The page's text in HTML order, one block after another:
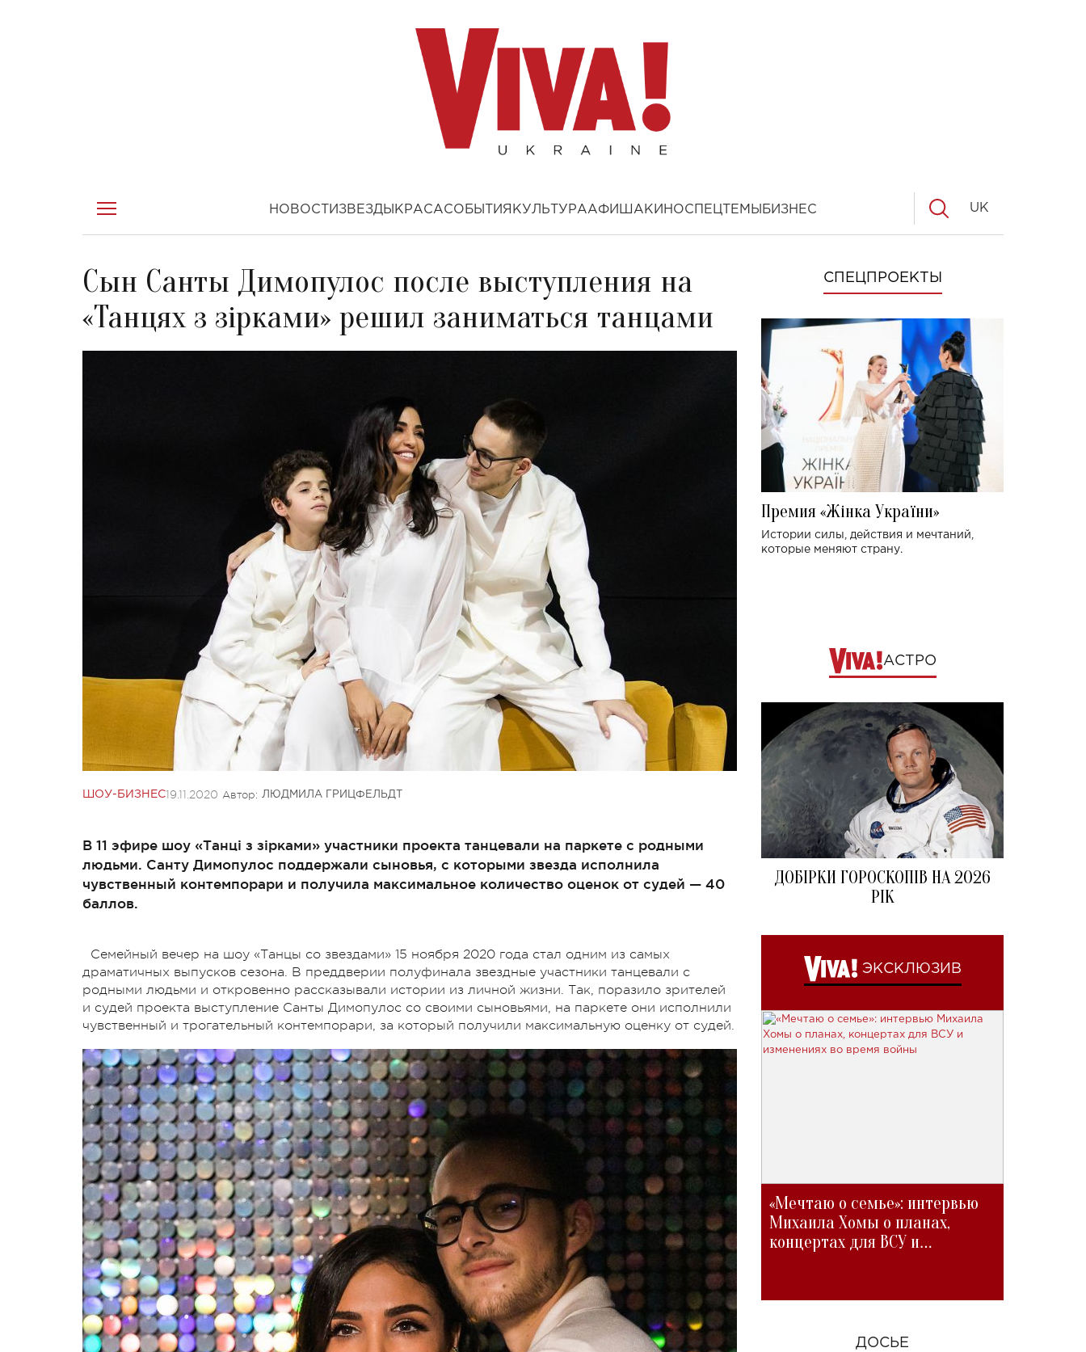
НОВОСТИ ЗВЕЗДЫ КРАСАСОБЫТИЯ КУЛЬТУРААФИША КИНОСПЕЦТЕМЫ БИЗНЕС UK
Сын Санты Димопулос после выступления на
«Танцях з зірками» решил заниматься танцами
ШОУ-БИЗНЕС19.11.2020 Автор: ЛЮДМИЛА ГРИЦФЕЛЬДТ
В 11 эфире шоу «Танці з зірками» участники проекта танцевали на паркете с родными
людьми. Санту Димопулос поддержали сыновья, с которыми звезда исполнила
чувственный контемпорари и получила максимальное количество оценок от судей — 40
баллов.
Семейный вечер на шоу «Танцы со звездами» 15 ноября 2020 года стал одним из самых
драматичных выпусков сезона. В преддверии полуфинала звездные участники танцевали с
родными людьми и откровенно рассказывали истории из личной жизни. Так, поразило зрителей
и судей проекта выступление Санты Димопулос со своими сыновьями, на паркете они исполнили
чувственный и трогательный контемпорари, за который получили максимальную оценку от судей.
СПЕЦПРОЕКТЫ
Премия «Жінка України»
Истории силы, действия и мечтаний,
которые меняют страну.
АСТРО
ДОБІРКИ ГОРОСКОПІВ НА 2026
РІК
ЭКСКЛЮЗИВ
«Мечтаю о семье»: интервью
Михаила Хомы о планах,
концертах для ВСУ и
ДОСЬЕ